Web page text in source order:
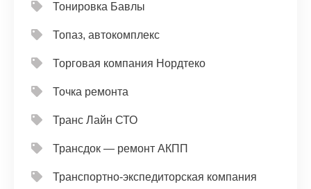
Тонировка Бавлы
Топаз, автокомплекс
Торговая компания Нордтеко
Точка ремонта
Транс Лайн СТО
Трансдок — ремонт АКПП
Транспортно-экспедиторская компания